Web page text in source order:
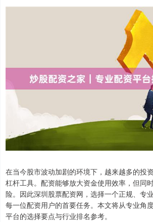
在当今股市波动加剧的环境下，越来越多的投
杠杆工具。配资能够放大资金使用效率，但同
险。因此深圳股票配资网，选择一个正规、专
每一位配资用户的首要任务。本文将从专业角
平台的选择要点与行业排名参考。